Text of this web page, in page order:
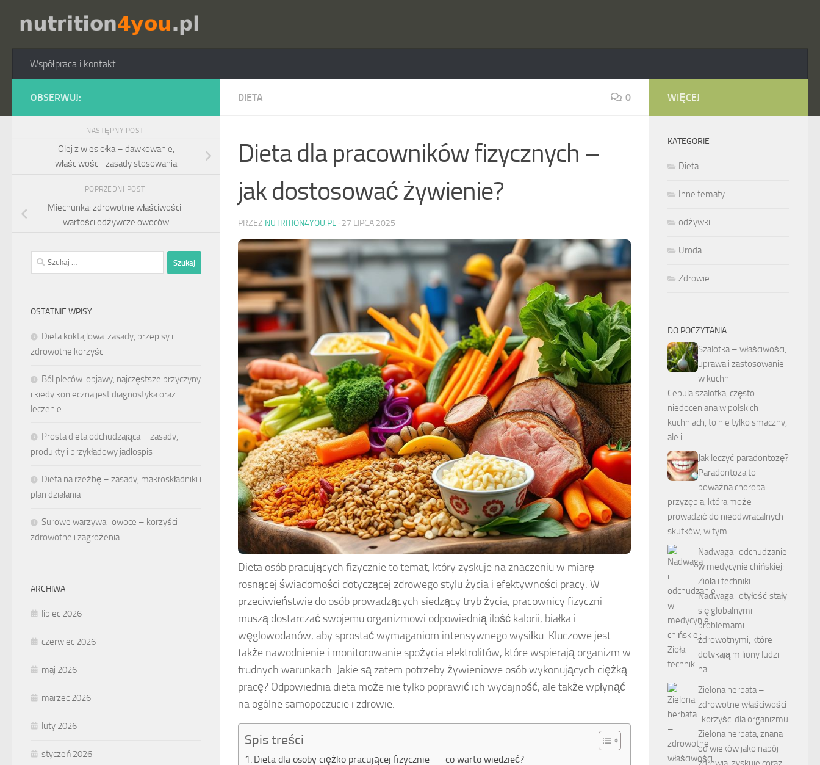
Przejdź do treści
Współpraca i kontakt
DIETA 0
Dieta dla pracowników fizycznych –
jak dostosować żywienie?
PRZEZ NUTRITION4YOU.PL · 27 LIPCA 2025
Dieta osób pracujących fizycznie to temat, który zyskuje na znaczeniu w miarę
rosnącej świadomości dotyczącej zdrowego stylu życia i efektywności pracy. W
przeciwieństwie do osób prowadzących siedzący tryb życia, pracownicy fizyczni
muszą dostarczać swojemu organizmowi odpowiednią ilość kalorii, białka i
węglowodanów, aby sprostać wymaganiom intensywnego wysiłku. Kluczowe jest
także nawodnienie i monitorowanie spożycia elektrolitów, które wspierają organizm w
trudnych warunkach. Jakie są zatem potrzeby żywieniowe osób wykonujących ciężką
pracę? Odpowiednia dieta może nie tylko poprawić ich wydajność, ale także wpłynąć
na ogólne samopoczucie i zdrowie.
Spis treści
Dieta dla osoby ciężko pracującej fizycznie — co warto wiedzieć?
OBSERWUJ:
NASTĘPNY POST
Olej z wiesiołka – dawkowanie,
właściwości i zasady stosowania
POPRZEDNI POST
Miechunka: zdrowotne właściwości i
wartości odżywcze owoców
Szukaj:
OSTATNIE WPISY
Dieta koktajlowa: zasady, przepisy i
zdrowotne korzyści
Ból pleców: objawy, najczęstsze przyczyny
i kiedy konieczna jest diagnostyka oraz
leczenie
Prosta dieta odchudzająca – zasady,
produkty i przykładowy jadłospis
Dieta na rzeźbę – zasady, makroskładniki i
plan działania
Surowe warzywa i owoce – korzyści
zdrowotne i zagrożenia
ARCHIWA
lipiec 2026
czerwiec 2026
maj 2026
marzec 2026
luty 2026
styczeń 2026
WIĘCEJ
KATEGORIE
Dieta
Inne tematy
odżywki
Uroda
Zdrowie
DO POCZYTANIA
Szalotka – właściwości,
uprawa i zastosowanie
w kuchni
Cebula szalotka, często
niedoceniana w polskich
kuchniach, to nie tylko smaczny,
ale i …
Jak leczyć paradontozę?
Paradontoza to
poważna choroba
przyzębia, która może
prowadzić do nieodwracalnych
skutków, w tym …
Nadwaga i odchudzanie
w medycynie chińskiej:
Zioła i techniki
Nadwaga i otyłość stały
się globalnymi
problemami
zdrowotnymi, które
dotykają miliony ludzi
na …
Zielona herbata –
zdrowotne właściwości
i korzyści dla organizmu
Zielona herbata, znana
od wieków jako napój